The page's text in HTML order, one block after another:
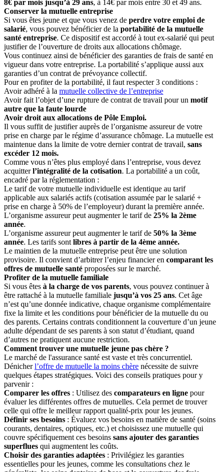
8€ par mois jusqu’à 29 ans, à 14€ par mois entre 30 et 49 ans.
Conserver la mutuelle entreprise
Si vous êtes jeune et que vous venez de perdre votre emploi de
salarié, vous pouvez bénéficier de la portabilité de la mutuelle
santé entreprise. Ce dispositif est accordé à tout ex-salarié qui peut
justifier de l’ouverture de droits aux allocations chômage.
Vous continuez ainsi de bénéficier des garanties de frais de santé en
vigueur dans votre entreprise. La portabilité s’applique aussi aux
garanties d’un contrat de prévoyance collectif.
Pour en profiter de la portabilité, il faut respecter 3 conditions :
Avoir adhéré à la mutuelle collective de l’entreprise
Avoir fait l’objet d’une rupture de contrat de travail pour un motif
autre que la faute lourde
Avoir droit aux allocations de Pôle Emploi.
Il vous suffit de justifier auprès de l’organisme assureur de votre
prise en charge par le régime d’assurance chômage. La mutuelle est
maintenue dans la limite de votre dernier contrat de travail, sans
excéder 12 mois.
Comme vous n’êtes plus employé dans l’entreprise, vous devez
acquitterl’intégralité de la cotisation. La portabilité a un coût,
encadré par la réglementation :
Le tarif de votre mutuelle individuelle est identique au tarif
applicable aux salariés actifs (cotisation assumée par le salarié +
prise en charge à 50% de l’employeur) durant la première année.
L’organisme assureur peut augmenter le tarif de 25% la 2ème
année.
L’organisme assureur peut augmenter le tarif de 50% la 3ème
année. Les tarifs sont libres à partir de la 4ème année.
Le maintien de la mutuelle entreprise peut être une solution
provisoire. Il convient d’arbitrer l’enjeu financier en comparant les
offres de mutuelle santé proposées sur le marché.
Profiter de la mutuelle familiale
Si vous êtes à la charge de vos parents, vous pouvez continuer à
être rattaché à la mutuelle familiale jusqu’à vos 25 ans. Cet âge
n’est qu’une donnée indicative, chaque organisme complémentaire
fixe la limite et les conditions pour bénéficier de la mutuelle du ou
des parents. Certains contrats conditionnent la couverture d’un jeune
adulte dépendant de ses parents à son statut d’étudiant, quand
d’autres ne pratiquent aucune restriction.
Comment trouver une mutuelle jeune pas chère ?
Le marché de l'assurance santé est vaste et très concurrentiel.
Dénicherl’offre de mutuelle la moins chère nécessite de suivre
quelques étapes stratégiques. Voici des conseils pratiques pour y
parvenir :
Comparer les offres : Utilisez des comparateurs en ligne pour
évaluer les différentes offres de mutuelles. Cela permet de trouver
celle qui offre le meilleur rapport qualité-prix pour les jeunes.
Définir ses besoins : Évaluez vos besoins en matière de santé (soins
courants, dentaires, optiques, etc.) et choisissez une mutuelle qui
couvre spécifiquement ces besoins sans ajouter des garanties
superflues qui augmentent les coûts.
Choisir des garanties adaptées : Privilégiez les garanties
essentielles pour les jeunes, comme les consultations chez le